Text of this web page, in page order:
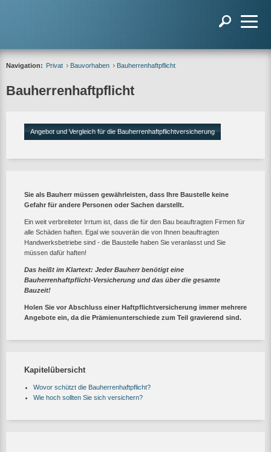
Navigation: Privat Bauvorhaben Bauherrenhaftpflicht
Bauherrenhaftpflicht
Angebot und Vergleich für die Bauherrenhaftpflichtversicherung
Sie als Bauherr müssen gewährleisten, dass Ihre Baustelle keine
Gefahr für andere Personen oder Sachen darstellt.
Ein weit verbreiteter Irrtum ist, dass die für den Bau beauftragten Firmen für
alle Schäden haften. Egal wie souverän die von Ihnen beauftragten
Handwerksbetriebe sind - die Baustelle haben Sie veranlasst und Sie
müssen dafür haften!
Das heißt im Klartext: Jeder Bauherr benötigt eine
Bauherrenhaftpflicht-Versicherung und das über die gesamte
Bauzeit!
Holen Sie vor Abschluss einer Haftpflichtversicherung immer mehrere
Angebote ein, da die Prämienunterschiede zum Teil gravierend sind.
Kapitelübersicht
Wovor schützt die Bauherrenhaftpflicht?
Wie hoch sollten Sie sich versichern?